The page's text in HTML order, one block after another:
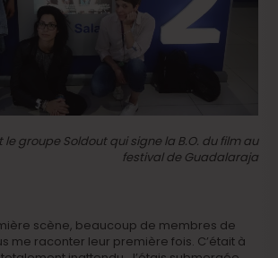
le groupe Soldout qui signe la B.O. du film au
festival de Guadalaraja
scène, beaucoup de membres de
me raconter leur première fois. C’était à